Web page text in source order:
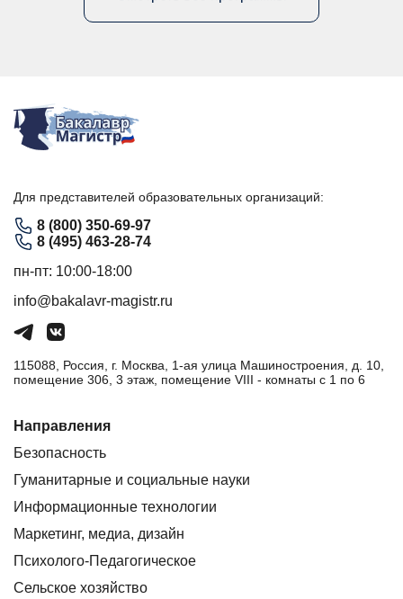
Для представителей образовательных организаций:
8 (800) 350-69-97
8 (495) 463-28-74
пн-пт: 10:00-18:00
info@bakalavr-magistr.ru
115088, Россия, г. Москва, 1-ая улица Машиностроения, д. 10,
помещение 306, 3 этаж, помещение VIII - комнаты с 1 по 6
Направления
Безопасность
Гуманитарные и социальные науки
Информационные технологии
Маркетинг, медиа, дизайн
Психолого-Педагогическое
Сельское хозяйство